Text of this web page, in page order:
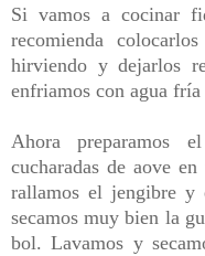
Si vamos a cocinar
recomienda
hirviendo y dejarlos
enfriamos con agua
Ahora preparamos
cucharadas de aove
rallamos el jengibre
secamos muy bien la
bol. Lavamos y